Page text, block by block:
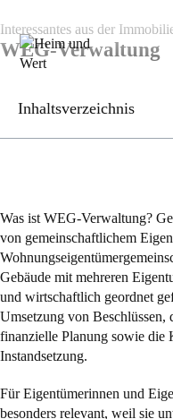
Interessantes aus der
WEG-Verwaltung
Inhaltsverzeichnis
Was ist WEG-Verwaltung?
von gemeinschaftlichem
Gebäude mit mehreren
und wirtschaftlich geordnet
Umsetzung von
finanzielle Planung sowie die
Instandsetzung.
Für Eigentümerinnen und
besonders relevant, weil sie